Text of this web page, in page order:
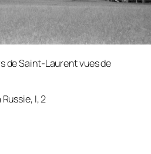
de Saint-Laurent vues de
Russie, I, 2